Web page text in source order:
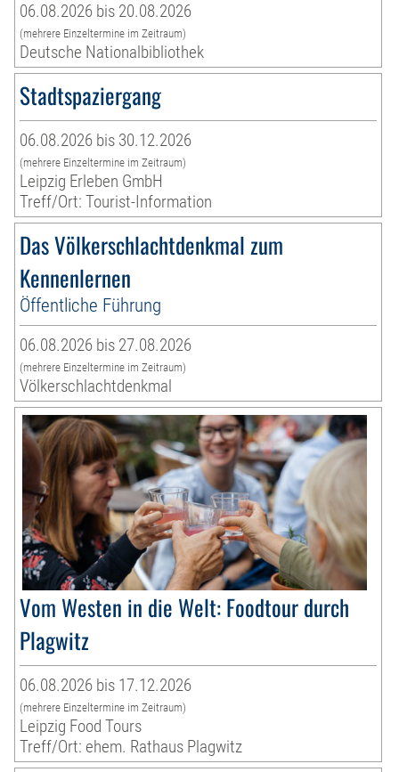
06.08.2026 bis 20.08.2026
(mehrere Einzeltermine im Zeitraum)
Deutsche Nationalbibliothek
Stadtspaziergang
06.08.2026 bis 30.12.2026
(mehrere Einzeltermine im Zeitraum)
Leipzig Erleben GmbH
Treff/Ort: Tourist-Information
Das Völkerschlachtdenkmal zum
Kennenlernen
Öffentliche Führung
06.08.2026 bis 27.08.2026
(mehrere Einzeltermine im Zeitraum)
Völkerschlachtdenkmal
Vom Westen in die Welt: Foodtour durch
Plagwitz
06.08.2026 bis 17.12.2026
(mehrere Einzeltermine im Zeitraum)
Leipzig Food Tours
Treff/Ort: ehem. Rathaus Plagwitz